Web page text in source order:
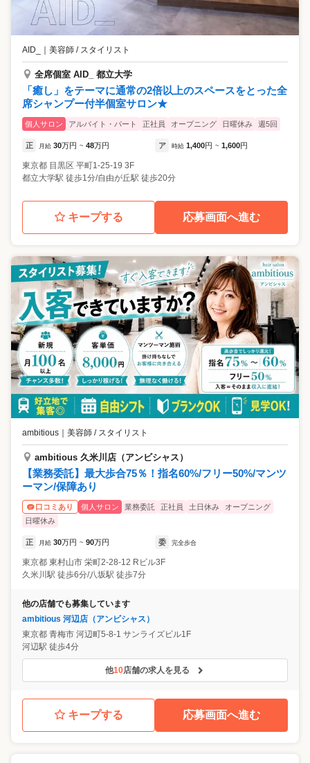
AID_ 美容師 / スタイリスト
全席個室 AID_ 都立大学
「癒し」をテーマに通常の2倍以上のスペースをとった全
席シャンプー付半個室サロン★
個人サロン アルバイト・パート 正社員 オープニング 日曜休み 週5回
正 月給 30万円 ~ 48万円 ア 時給 1,400円 ~ 1,600円
東京都 目黒区 平町1-25-19 3F
都立大学駅 徒歩1分/自由が丘駅 徒歩20分
キープする 応募画面へ進む
ambitious 美容師 / スタイリスト
ambitious 久米川店（アンビシャス）
【業務委託】最大歩合75％！指名60%/フリー50%/マンツ
ーマン/保障あり
口コミあり 個人サロン 業務委託 正社員 土日休み
オープニング
日曜休み
正 月給 30万円 ~ 90万円 委 完全歩合
東京都 東村山市 栄町2-28-12 Rビル3F
久米川駅 徒歩6分/八坂駅 徒歩7分
他の店舗でも募集しています
ambitious 河辺店（アンビシャス）
東京都 青梅市 河辺町5-8-1 サンライズビル1F
河辺駅 徒歩4分
他10店舗の求人を見る
キープする 応募画面へ進む